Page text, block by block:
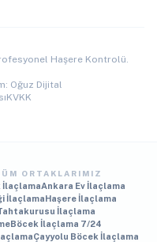
Haşere Kontrolü.
Oğuz Dijital
KVKK
ORTAKLARIMIZ
İlaçlamaAnkara Ev İlaçlama
İlaçlamaHaşere İlaçlama
İlaçlama
Böcek İlaçlama 7/24
Çayyolu Böcek İlaçlama